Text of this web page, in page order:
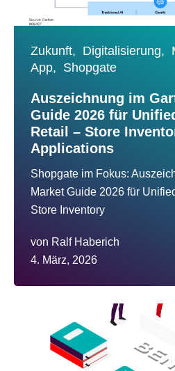
Zukunft, Digitalisierung,
App, Shopgate
Auszeichnung im
Guide 2026 für
Retail – Store
Applications
Shopgate im Fokus:
Market Guide 2026 für
Store Inventory
von Ralf Haberich
4. März, 2026